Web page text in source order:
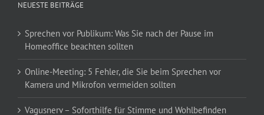
NEUESTE BEITRÄGE
Sprechen vor Publikum: Was Sie nach der Pause im
Homeoffice beachten sollten
Online-Meeting: 5 Fehler, die Sie beim Sprechen vor
Kamera und Mikrofon vermeiden sollten
Vagusnerv – Soforthilfe für Stimme und Wohlbefinden